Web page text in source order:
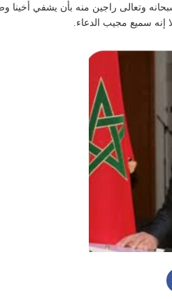
وتعالى راجين منه بأن يشفي أخينا
إنه سميع مجيب الدعاء.